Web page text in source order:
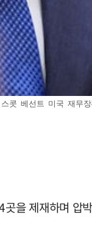
콧 베선트 미국 재무
을 제재하며 압